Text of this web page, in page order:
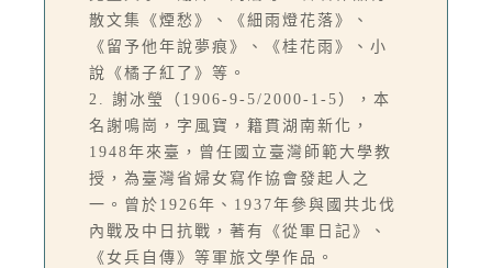
散文集《煙愁》、《細雨燈花落》、
《留予他年說夢痕》、《桂花雨》、小
說《橘子紅了》等。
2. 謝冰瑩（1906-9-5/2000-1-5），本
名謝鳴崗，字風寶，籍貫湖南新化，
1948年來臺，曾任國立臺灣師範大學教
授，為臺灣省婦女寫作協會發起人之
一。曾於1926年、1937年參與國共北伐
內戰及中日抗戰，著有《從軍日記》、
《女兵自傳》等軍旅文學作品。